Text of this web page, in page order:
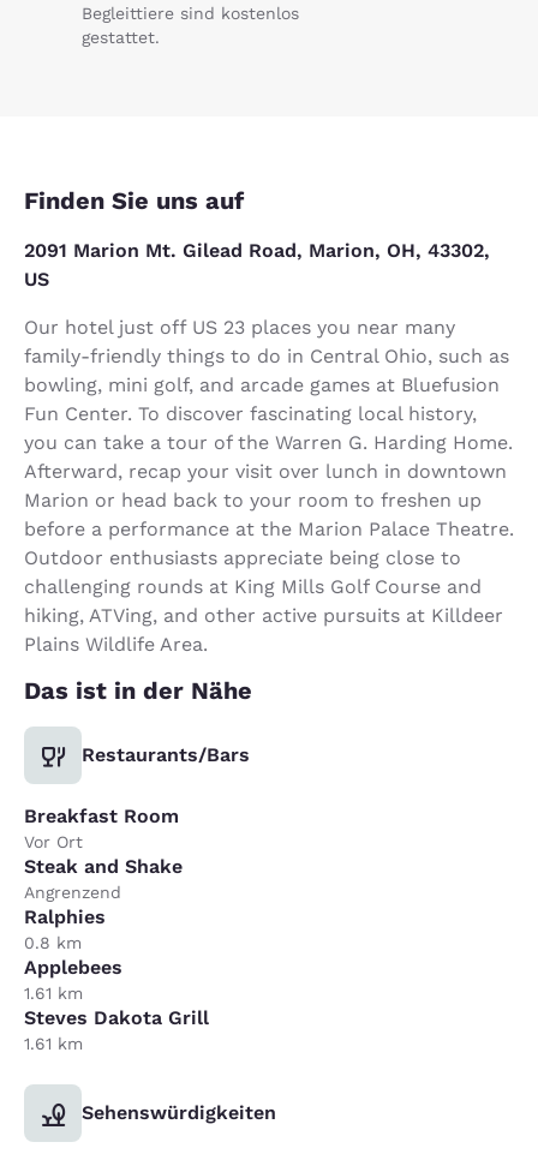
Begleittiere sind kostenlos
gestattet.
Finden Sie uns auf
2091 Marion Mt. Gilead Road, Marion, OH, 43302,
US
Our hotel just off US 23 places you near many
family-friendly things to do in Central Ohio, such as
bowling, mini golf, and arcade games at Bluefusion
Fun Center. To discover fascinating local history,
you can take a tour of the Warren G. Harding Home.
Afterward, recap your visit over lunch in downtown
Marion or head back to your room to freshen up
before a performance at the Marion Palace Theatre.
Outdoor enthusiasts appreciate being close to
challenging rounds at King Mills Golf Course and
hiking, ATVing, and other active pursuits at Killdeer
Plains Wildlife Area.
Das ist in der Nähe
Restaurants/Bars
Breakfast Room
Vor Ort
Steak and Shake
Angrenzend
Ralphies
0.8 km
Applebees
1.61 km
Steves Dakota Grill
1.61 km
Sehenswürdigkeiten